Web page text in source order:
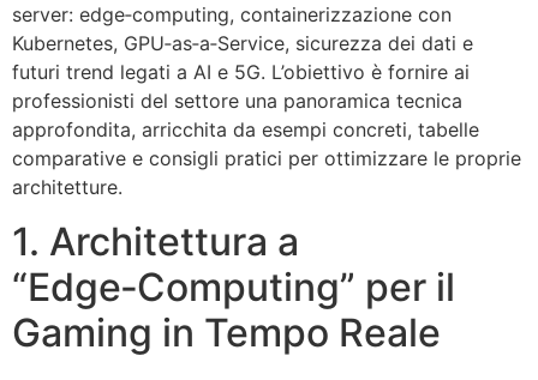
server: edge‑computing, containerizzazione con
Kubernetes, GPU‑as‑a‑Service, sicurezza dei dati e
futuri trend legati a AI e 5G. L’obiettivo è fornire ai
professionisti del settore una panoramica tecnica
approfondita, arricchita da esempi concreti, tabelle
comparative e consigli pratici per ottimizzare le proprie
architetture.
1. Architettura a
“Edge‑Computing” per il
Gaming in Tempo Reale